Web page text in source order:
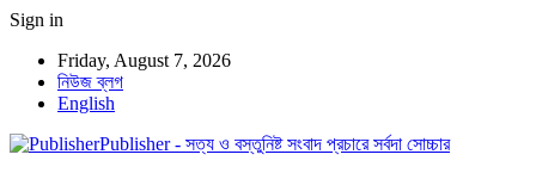
Sign in
Friday, August 7, 2026
নিউজ ব্লগ
English
Publisher - সত্য ও বস্তুনিষ্ট সংবাদ প্রচারে সর্বদা সোচ্চার